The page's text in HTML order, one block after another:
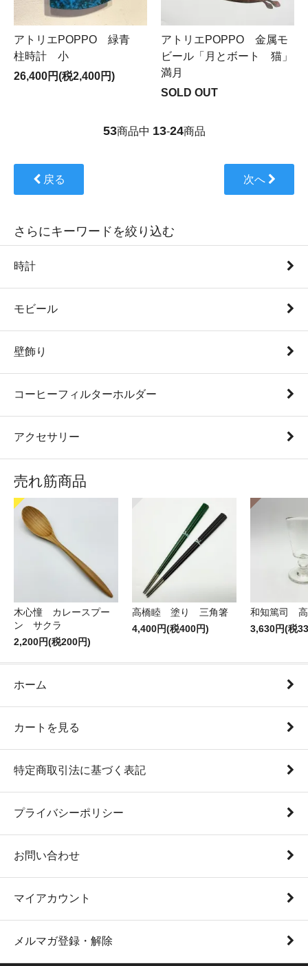
アトリエPOPPO 緑青
柱時計 小
26,400円(税2,400円)
アトリエPOPPO 金属モ
ビール「月とボート 猫」
満月
SOLD OUT
53商品中 13-24商品
戻る 次へ
さらにキーワードを絞り込む
時計
モビール
壁飾り
コーヒーフィルターホルダー
アクセサリー
売れ筋商品
木心憧 カレースプー
ン サクラ
2,200円(税200円)
高橋睦 塗り 三角箸
4,400円(税400円)
和知篤司
3,630円(税
ホーム
カートを見る
特定商取引法に基づく表記
プライバシーポリシー
お問い合わせ
マイアカウント
メルマガ登録・解除